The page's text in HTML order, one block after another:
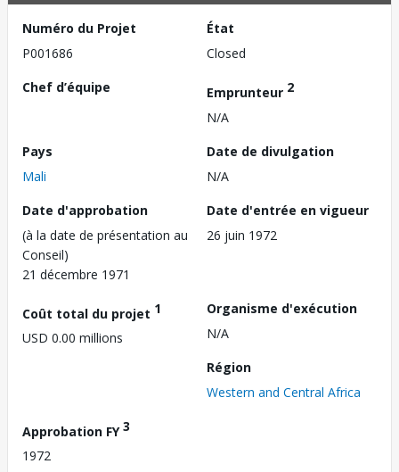
Numéro du Projet
P001686
État
Closed
Chef d’équipe
Emprunteur 2
N/A
Pays
Mali
Date de divulgation
N/A
Date d'approbation
(à la date de présentation au
Conseil)
21 décembre 1971
Date d'entrée en vigueur
26 juin 1972
Coût total du projet 1
USD 0.00 millions
Organisme d'exécution
N/A
Région
Western and Central Africa
Approbation FY3
1972